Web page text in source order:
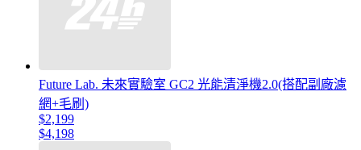
Future Lab. 未來實驗室 GC2 光能清淨機2.0(搭配副廠濾
網+毛刷)
$2,199
$4,198